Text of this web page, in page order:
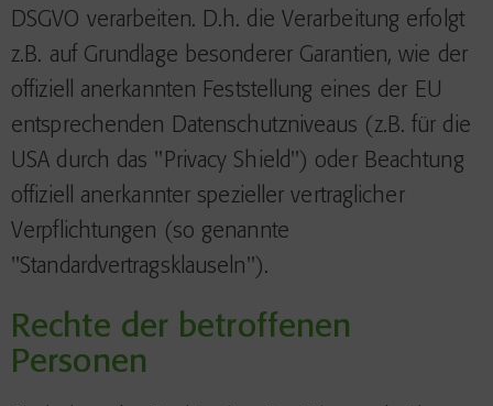
DSGVO verarbeiten. D.h. die Verarbeitung erfolgt
z.B. auf Grundlage besonderer Garantien, wie der
offiziell anerkannten Feststellung eines der EU
entsprechenden Datenschutzniveaus (z.B. für die
USA durch das "Privacy Shield") oder Beachtung
offiziell anerkannter spezieller vertraglicher
Verpflichtungen (so genannte
"Standardvertragsklauseln").
Rechte der betroffenen
Personen